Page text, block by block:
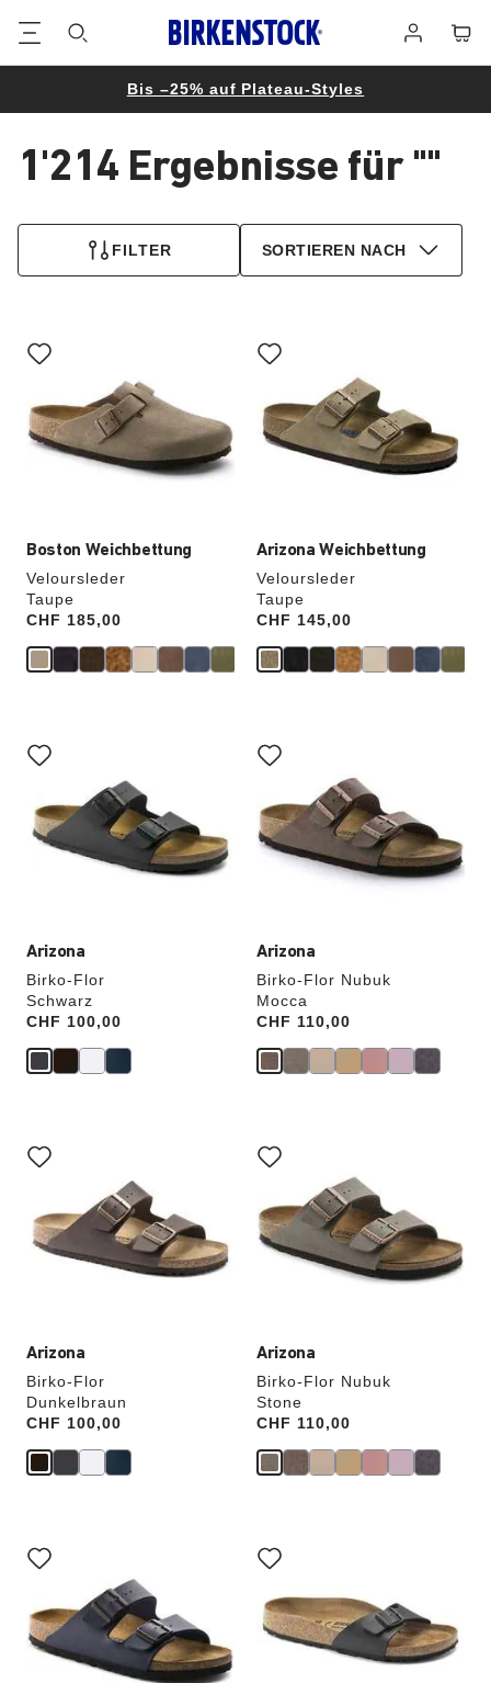
Bis –25% auf Plateau-Styles
1'214 Ergebnisse für ""
gefunden
FILTER SORTIEREN NACH
Boston Weichbettung
Veloursleder
Taupe
Price:
CHF 185,00
Anklicken
der
werden
die
Produktbilder
aktualisiert.
Arizona Weichbettung
Veloursleder
Taupe
Price:
CHF 145,00
Anklicken
der
werden
die
Produktbilder
aktualisiert.
Arizona
Birko-Flor
Schwarz
Price:
CHF 100,00
Anklicken
der
werden
die
Produktbilder
aktualisiert.
Arizona
Birko-Flor Nubuk
Mocca
Price:
CHF 110,00
Anklicken
der
werden
die
Produktbilder
aktualisiert.
Arizona
Birko-Flor
Dunkelbraun
Price:
CHF 100,00
Anklicken
der
werden
die
Produktbilder
aktualisiert.
Arizona
Birko-Flor Nubuk
Stone
Price:
CHF 110,00
Anklicken
der
werden
die
Produktbilder
aktualisiert.
Anklicken
der
werden
die
Produktbilder
aktualisiert.
Anklicken
der
Farben
werden
die
Produktbilder